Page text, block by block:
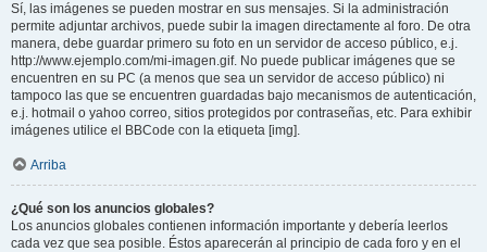
Sí, las imágenes se pueden mostrar en sus mensajes. Si la administración
permite adjuntar archivos, puede subir la imagen directamente al foro. De otra
manera, debe guardar primero su foto en un servidor de acceso público, e.j.
http://www.ejemplo.com/mi-imagen.gif. No puede publicar imágenes que se
encuentren en su PC (a menos que sea un servidor de acceso público) ni
tampoco las que se encuentren guardadas bajo mecanismos de autenticación,
e.j. hotmail o yahoo correo, sitios protegidos por contraseñas, etc. Para exhibir
imágenes utilice el BBCode con la etiqueta [img].
Arriba
¿Qué son los anuncios globales?
Los anuncios globales contienen información importante y debería leerlos
cada vez que sea posible. Éstos aparecerán al principio de cada foro y en el